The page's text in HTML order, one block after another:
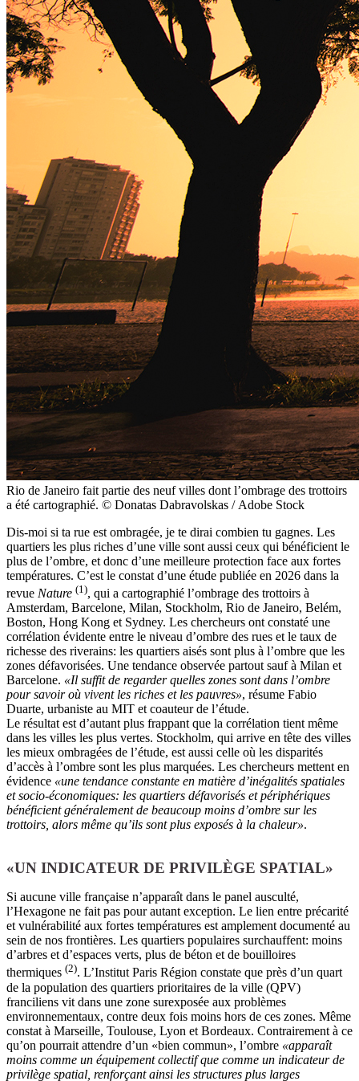
Rio de Janeiro fait partie des neuf villes dont l’ombrage des trottoirs
a été cartographié. © Donatas Dabravolskas / Adobe Stock
Dis-moi si ta rue est ombragée, je te dirai combien tu gagnes. Les
quartiers les plus riches d’une ville sont aussi ceux qui bénéficient le
plus de l’ombre, et donc d’une meilleure protection face aux fortes
températures. C’est le constat d’une étude publiée en 2026 dans la
revue Nature (1), qui a cartographié l’ombrage des trottoirs à
Amsterdam, Barcelone, Milan, Stockholm, Rio de Janeiro, Belém,
Boston, Hong Kong et Sydney. Les chercheurs ont constaté une
corrélation évidente entre le niveau d’ombre des rues et le taux de
richesse des riverains: les quartiers aisés sont plus à l’ombre que les
zones défavorisées. Une tendance observée partout sauf à Milan et
Barcelone. «Il suffit de regarder quelles zones sont dans l’ombre
pour savoir où vivent les riches et les pauvres», résume Fabio
Duarte, urbaniste au MIT et coauteur de l’étude.
Le résultat est d’autant plus frappant que la corrélation tient même
dans les villes les plus vertes. Stockholm, qui arrive en tête des villes
les mieux ombragées de l’étude, est aussi celle où les disparités
d’accès à l’ombre sont les plus marquées. Les chercheurs mettent en
évidence «une tendance constante en matière d’inégalités spatiales
et socio-économiques: les quartiers défavorisés et périphériques
bénéficient généralement de beaucoup moins d’ombre sur les
trottoirs, alors même qu’ils sont plus exposés à la chaleur».
«UN INDICATEUR DE PRIVILÈGE SPATIAL»
Si aucune ville française n’apparaît dans le panel ausculté,
l’Hexagone ne fait pas pour autant exception. Le lien entre précarité
et vulnérabilité aux fortes températures est amplement documenté au
sein de nos frontières. Les quartiers populaires surchauffent: moins
d’arbres et d’espaces verts, plus de béton et de bouilloires
thermiques (2). L’Institut Paris Région constate que près d’un quart
de la population des quartiers prioritaires de la ville (QPV)
franciliens vit dans une zone surexposée aux problèmes
environnementaux, contre deux fois moins hors de ces zones. Même
constat à Marseille, Toulouse, Lyon et Bordeaux. Contrairement à ce
qu’on pourrait attendre d’un «bien commun», l’ombre «apparaît
moins comme un équipement collectif que comme un indicateur de
privilège spatial, renforçant ainsi les structures plus larges